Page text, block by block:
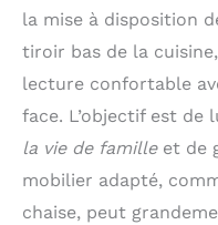
la mise à disposition
tiroir bas de la
lecture confortable
face. L’objectif est de
la vie de familleet de
mobilier adapté,
chaise, peut